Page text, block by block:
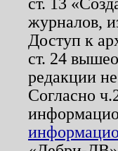
журналов,
Доступ к
ст. 24
редакции
Согласно